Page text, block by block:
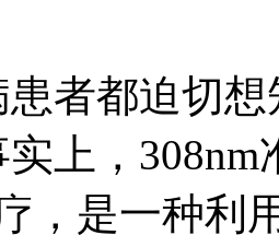
者都迫切
上，
，是一种利